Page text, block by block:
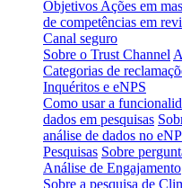
Objetivos Ações em
de competências em
Canal seguro
Sobre o Trust Channel
Categorias de
Inquéritos e eNPS
Como usar a
dados em pesquisas
análise de dados no
Pesquisas Sobre
Análise de Engajamento
Sobre a pesquisa de